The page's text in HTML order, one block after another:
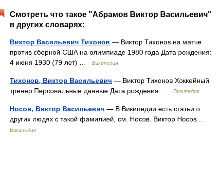
Смотреть что такое "Абрамов Виктор Васильевич"
в других словарях:
Виктор Васильевич Тихонов — Виктор Тихонов на матче
против сборной США на олимпиаде 1980 года Дата рождения:
4 июня 1930 (79 лет) …
Википедия
Тихонов, Виктор Васильевич — Виктор Тихонов Хоккейный
тренер Персональные данные Дата рождения …
Википедия
Носов, Виктор Васильевич — В Википедии есть статьи о
других людях с такой фамилией, см. Носов. Виктор Носов …
Википедия